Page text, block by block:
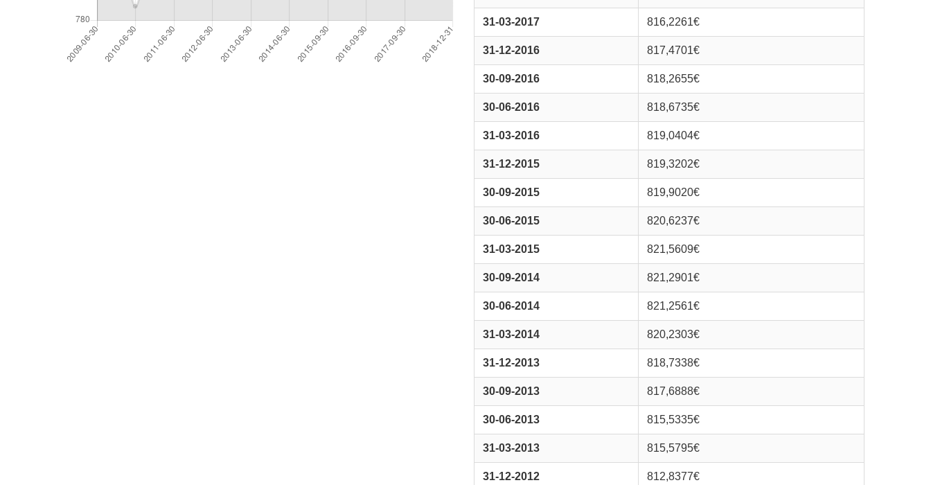
31-03-2017 816,2261€
31-12-2016 817,4701€
30-09-2016 818,2655€
30-06-2016 818,6735€
31-03-2016 819,0404€
31-12-2015 819,3202€
30-09-2015 819,9020€
30-06-2015 820,6237€
31-03-2015 821,5609€
30-09-2014 821,2901€
30-06-2014 821,2561€
31-03-2014 820,2303€
31-12-2013 818,7338€
30-09-2013 817,6888€
30-06-2013 815,5335€
31-03-2013 815,5795€
31-12-2012 812,8377€